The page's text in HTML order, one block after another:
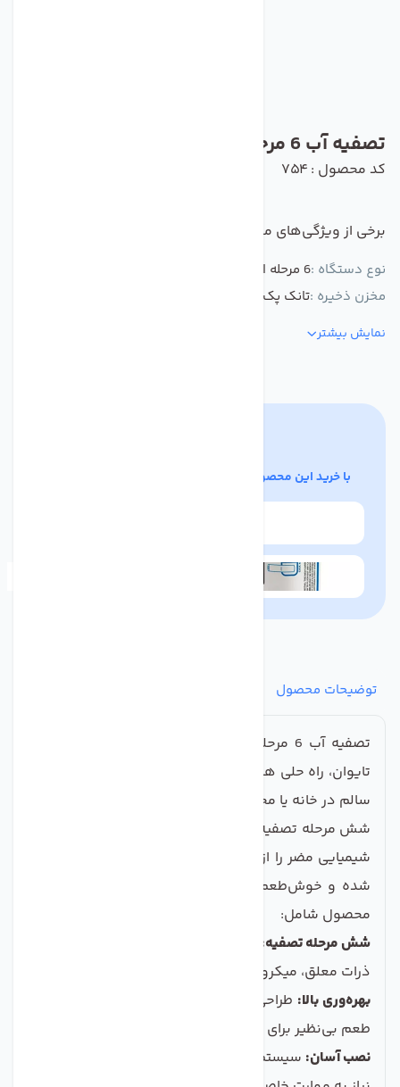
تصفیه آب 6 مرحله ای C.C.K قطعات تایوان
کد محصول : 754
برخی از ویژگی‌های مهم این محصول :
نوع دستگاه :6 مرحله ای CCK قطعات تایوان
مخزن ذخیره :تانک پک TP 19 تایوان
نمایش بیشتر
با خرید این محصول، شما هدایای زیر را دریافت خواهید کرد
فیلتر تصفیه آب مدل سی سی کا تایوان بسته 3 عددی
توضیحات محصول
تایوان، راه حلی هوشمندانه و کارآمد برای تأمین آب پاک و
سالم در خانه یا محل کار شماست. این سیستم پیشرفته با
شش مرحله تصفیه، تمامی آلودگی‌ها، ذرات معلق، و مواد
شیمیایی مضر را از آب حذف می‌کند و به شما آبی تضمین
شده و خوش‌طعم ارائه می‌دهد. ویژگی‌های کلیدی این
محصول شامل:
شش مرحله تصفیه:
ذرات معلق، میکروب‌ها و مواد شیمیایی.
بهره‌وری بالا: طراحی شده برای ساخت آب با کیفیت عالی و
طعم بی‌نظیر برای نوشیدن و استفاده روزمر ه.
نصب آسان: سیستم به‌راحتی قابل نصب و استفاده است و